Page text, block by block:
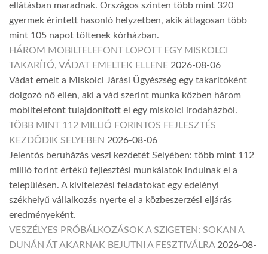
ellátásban maradnak. Országos szinten több mint 320
gyermek érintett hasonló helyzetben, akik átlagosan több
mint 105 napot töltenek kórházban.
HÁROM MOBILTELEFONT LOPOTT EGY MISKOLCI
TAKARÍTÓ, VÁDAT EMELTEK ELLENE 2026-08-06
Vádat emelt a Miskolci Járási Ügyészség egy takarítóként
dolgozó nő ellen, aki a vád szerint munka közben három
mobiltelefont tulajdonított el egy miskolci irodaházból.
TÖBB MINT 112 MILLIÓ FORINTOS FEJLESZTÉS
KEZDŐDIK SELYEBEN 2026-08-06
Jelentős beruházás veszi kezdetét Selyében: több mint 112
millió forint értékű fejlesztési munkálatok indulnak el a
településen. A kivitelezési feladatokat egy edelényi
székhelyű vállalkozás nyerte el a közbeszerzési eljárás
eredményeként.
VESZÉLYES PRÓBÁLKOZÁSOK A SZIGETEN: SOKAN A
DUNÁN ÁT AKARNAK BEJUTNI A FESZTIVÁLRA 2026-08-